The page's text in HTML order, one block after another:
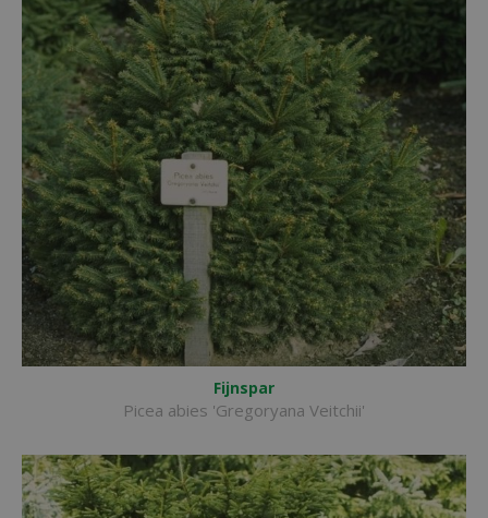
Fijnspar
Picea abies 'Gregoryana Veitchii'